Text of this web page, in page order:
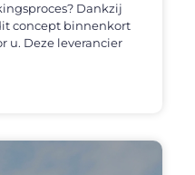
Dankzij
concept binnenkort
u. Deze leverancier